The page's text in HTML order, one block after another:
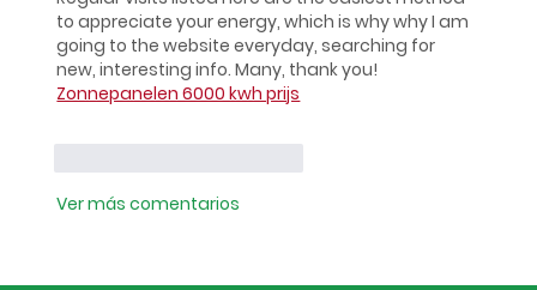
to appreciate your energy, which is why why I am
going to the website everyday, searching for
new, interesting info. Many, thank you!
Zonnepanelen 6000 kwh prijs
Ver más comentarios